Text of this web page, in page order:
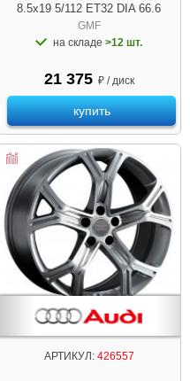
8.5x19 5/112 ET32 DIA 66.6
GMF
на складе >12 шт.
21 375 ₽ / диск
купить
АРТИКУЛ:426557